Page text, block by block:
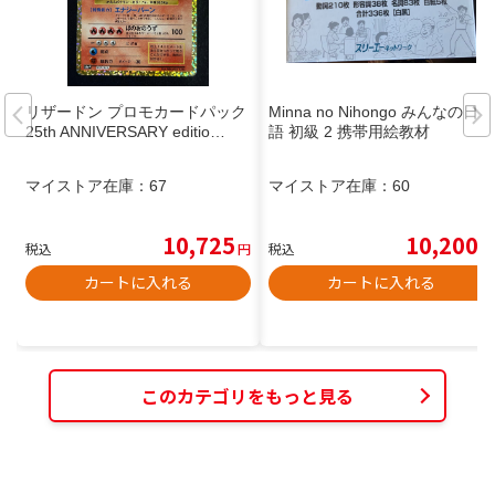
リザードン プロモカードパック
25th ANNIVERSARY editio…
マイストア在庫： 67
税込 10,725円
カートに入れる
Minna no Nihongo みんなの日本
語 初級 2 携帯用絵教材
マイストア在庫： 60
税込 10,200
カートに入れる
このカテゴリをもっと見る